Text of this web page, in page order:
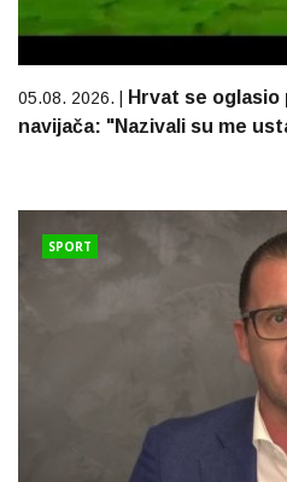
05.08. 2026. |
Hrvat se
navijača: "Nazivali su me
SPORT